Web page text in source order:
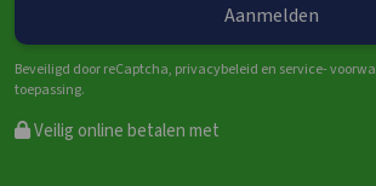
Beveiligd door reCaptcha, privacybeleid en service-
toepassing.
Veilig online betalen met